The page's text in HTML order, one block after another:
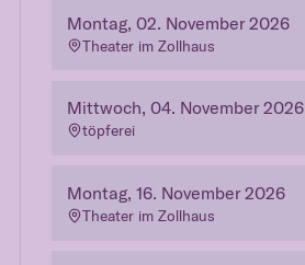
Montag, 02. November 2026
Theater im Zollhaus
Mittwoch, 04. November 2026
töpferei
Montag, 16. November 2026
Theater im Zollhaus